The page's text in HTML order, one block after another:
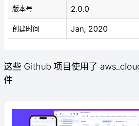
版本号 2.0.0
创建时间 Jan, 2020
这些 Github 项目使用了
件